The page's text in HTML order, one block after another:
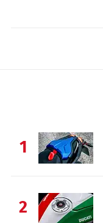
1
2